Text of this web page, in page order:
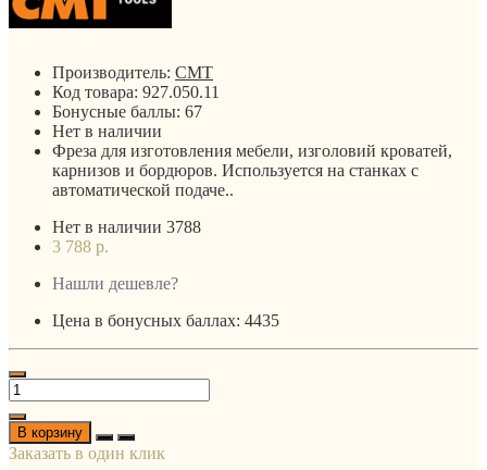
Производитель: CMT
Код товара: 927.050.11
Бонусные баллы: 67
Нет в наличии
Фреза для изготовления мебели, изголовий кроватей,
карнизов и бордюров. Используется на станках с
автоматической подаче..
Нет в наличии 3788
3 788 р.
Нашли дешевле?
Цена в бонусных баллах: 4435
В корзину
Заказать в один клик